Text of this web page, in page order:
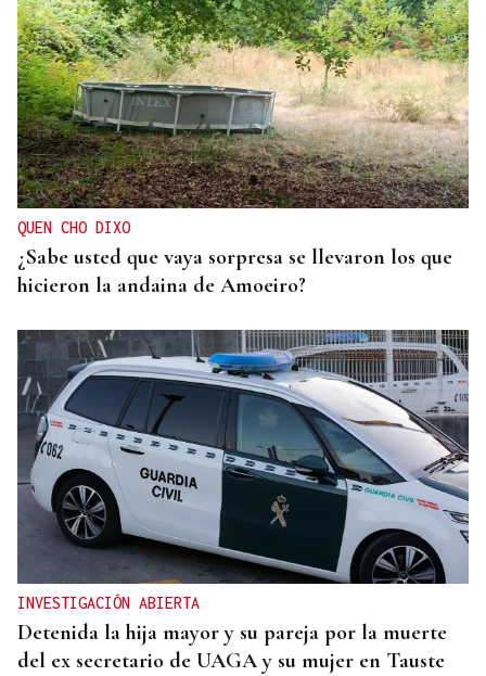
QUEN CHO DIXO
¿Sabe usted que vaya sorpresa se llevaron los que
hicieron la andaina de Amoeiro?
INVESTIGACIÓN ABIERTA
Detenida la hija mayor y su pareja por la muerte
del ex secretario de UAGA y su mujer en Tauste